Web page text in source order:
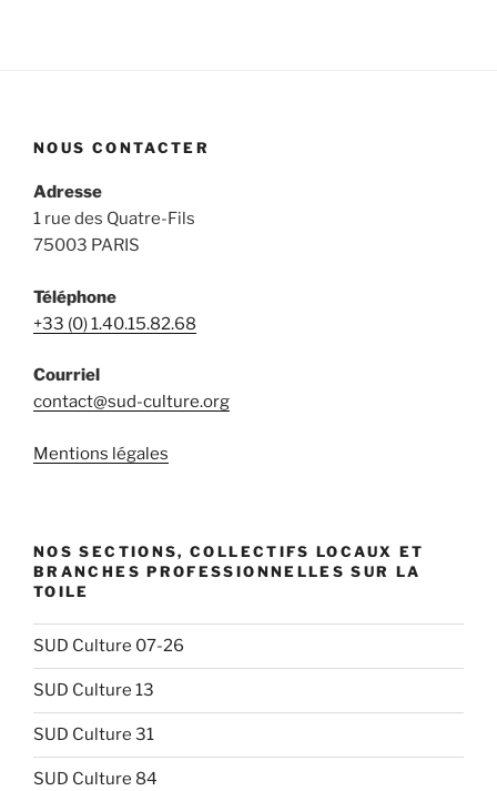
NOUS CONTACTER
Adresse
1 rue des Quatre-Fils
75003 PARIS
Téléphone
+33 (0) 1.40.15.82.68
Courriel
contact@sud-culture.org
Mentions légales
NOS SECTIONS, COLLECTIFS LOCAUX ET
BRANCHES PROFESSIONNELLES SUR LA
TOILE
SUD Culture 07-26
SUD Culture 13
SUD Culture 31
SUD Culture 84